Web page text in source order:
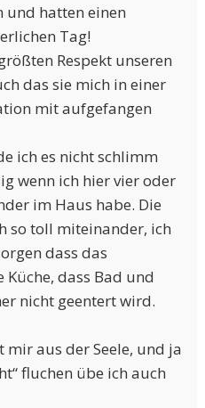
und hatten einen
Tag!
Respekt unseren
das sie mich in einer
mit aufgefangen
ich es nicht schlimm
wenn ich hier vier oder
im Haus habe. Die
so toll miteinander, ich
dass das
dass Bad und
nicht geentert wird.
aus der Seele, und ja
fluchen übe ich auch